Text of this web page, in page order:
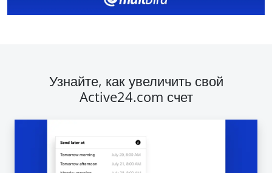
Узнайте, как увеличить свой
Active24.com счет